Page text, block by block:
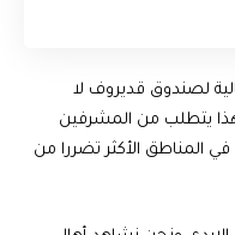
لصندوق قديروف لا
يتطلب من المشرفين
في المناطق الأكثر تضررا من